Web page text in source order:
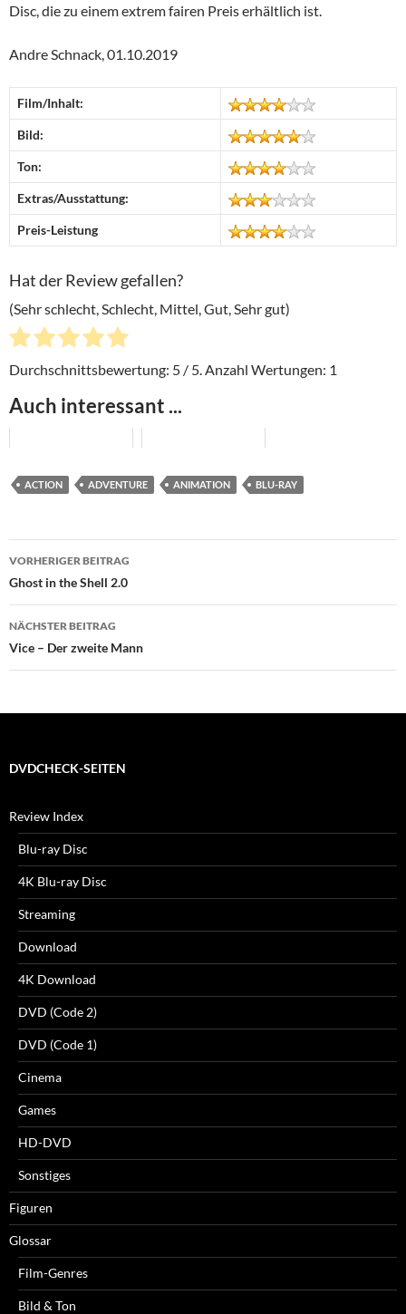
Disc, die zu einem extrem fairen Preis erhältlich ist.
Andre Schnack, 01.10.2019
Film/Inhalt:
Bild:
Ton:
Extras/Ausstattung:
Preis-Leistung
Hat der Review gefallen?
(Sehr schlecht, Schlecht, Mittel, Gut, Sehr gut)
Durchschnittsbewertung: 5 / 5. Anzahl Wertungen: 1
Auch interessant ...
ACTION ADVENTURE ANIMATION BLU-RAY
Beitragsnavigation
VORHERIGER BEITRAG
Ghost in the Shell 2.0
NÄCHSTER BEITRAG
Vice – Der zweite Mann
DVDCHECK-SEITEN
Review Index
Blu-ray Disc
4K Blu-ray Disc
Streaming
Download
4K Download
DVD (Code 2)
DVD (Code 1)
Cinema
Games
HD-DVD
Sonstiges
Figuren
Glossar
Film-Genres
Bild & Ton